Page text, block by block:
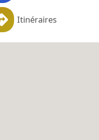
Itinéraires